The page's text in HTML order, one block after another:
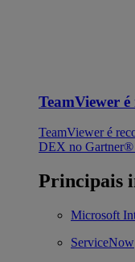
TeamViewer
TeamViewer é
DEX no
Principais
Microsoft
ServiceNow